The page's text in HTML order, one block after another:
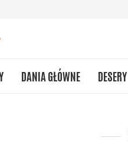
DANIA GŁÓWNE DESERY